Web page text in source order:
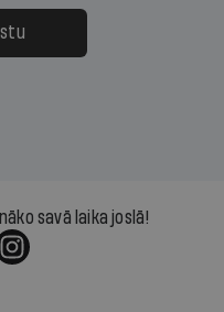
uzcītīga darba, mammas
atbalsts un drosme
meteovērojumus arī tad,
savā laika joslā!